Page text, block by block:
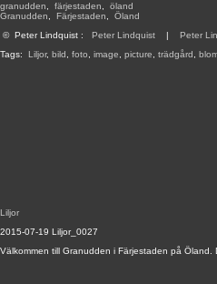
granudden
färjestaden
öland
Granudden
Färjestaden
Öland
© Peter Lindquist : Peter Lindquist | Peter
Tags: Liljor, bild foto image picture trädgård
Liljor
2015-07-19 Liljor_0027
Välkommen till Granudden i Färjestaden på